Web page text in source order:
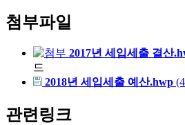
첨부파일
2017년 세입세출 결산
드
2018년 세입세출 예산.hwp
관련링크